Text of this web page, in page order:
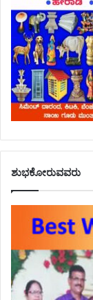
ಶುಭಕೋರುವವರು